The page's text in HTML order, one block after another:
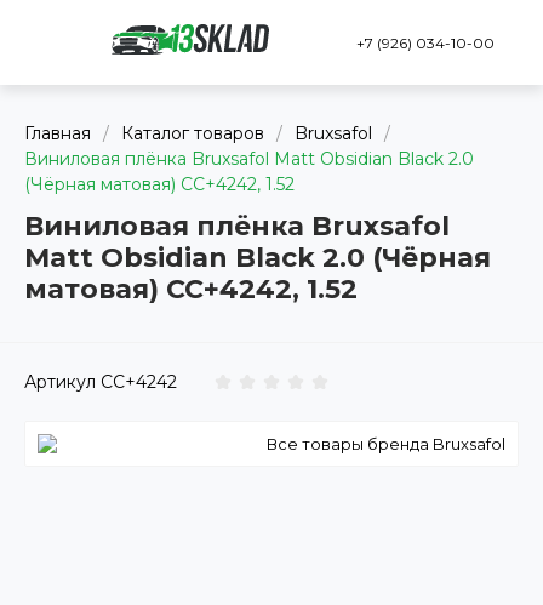
+7 (926) 034-10-00
Главная / Каталог товаров / Bruxsafol
/
Виниловая плёнка Bruxsafol Matt Obsidian Black 2.0
(Чёрная матовая) CC+4242, 1.52
Виниловая плёнка Bruxsafol
Matt Obsidian Black 2.0 (Чёрная
матовая) CC+4242, 1.52
Артикул CC+4242
Все товары бренда Bruxsafol